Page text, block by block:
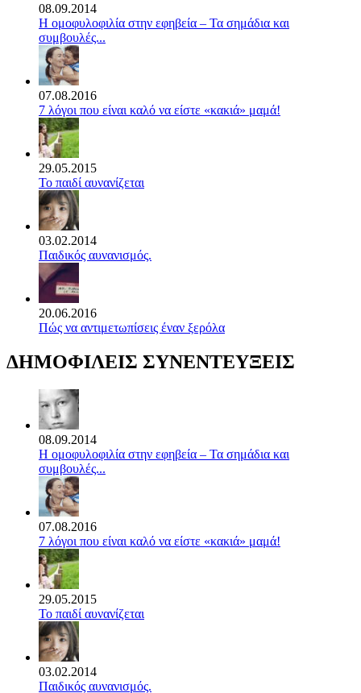
08.09.2014
Η ομοφυλοφιλία στην εφηβεία – Τα σημάδια και
συμβουλές...
07.08.2016
7 λόγοι που είναι καλό να είστε «κακιά» μαμά!
29.05.2015
Το παιδί αυνανίζεται
03.02.2014
Παιδικός αυνανισμός.
20.06.2016
Πώς να αντιμετωπίσεις έναν ξερόλα
ΔΗΜΟΦΙΛΕΙΣ ΣΥΝΕΝΤΕΥΞΕΙΣ
08.09.2014
Η ομοφυλοφιλία στην εφηβεία – Τα σημάδια και
συμβουλές...
07.08.2016
7 λόγοι που είναι καλό να είστε «κακιά» μαμά!
29.05.2015
Το παιδί αυνανίζεται
03.02.2014
Παιδικός αυνανισμός.